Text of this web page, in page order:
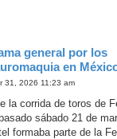
general por los
en
31, 2026 11:23 am
la corrida de toros de
sábado 21 de
formaba parte de la